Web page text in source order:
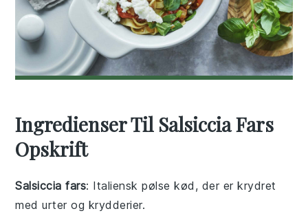
Ingredienser Til Salsiccia Fars
Opskrift
Salsiccia fars: Italiensk pølse kød, der er krydret
med urter og krydderier.